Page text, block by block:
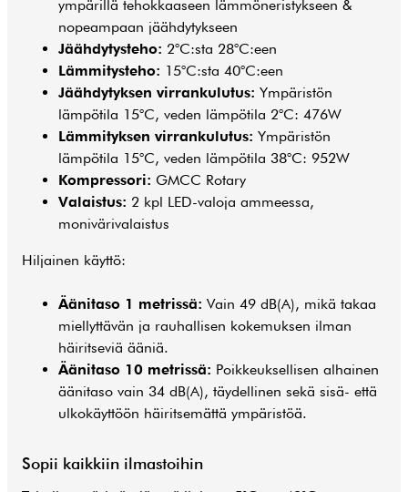
ympärillä tehokkaaseen lämmöneristykseen &
nopeampaan jäähdytykseen
Jäähdytysteho: 2°C:sta 28°C:een
Lämmitysteho: 15°C:sta 40°C:een
Jäähdytyksen virrankulutus: Ympäristön
lämpötila 15°C, veden lämpötila 2°C: 476W
Lämmityksen virrankulutus: Ympäristön
lämpötila 15°C, veden lämpötila 38°C: 952W
Kompressori: GMCC Rotary
Valaistus: 2 kpl LED-valoja ammeessa,
monivärivalaistus
Hiljainen käyttö:
Äänitaso 1 metrissä: Vain 49 dB(A), mikä takaa
miellyttävän ja rauhallisen kokemuksen ilman
häiritseviä ääniä.
Äänitaso 10 metrissä: Poikkeuksellisen alhainen
äänitaso vain 34 dB(A), täydellinen sekä sisä- että
ulkokäyttöön häiritsemättä ympäristöä.
Sopii kaikkiin ilmastoihin